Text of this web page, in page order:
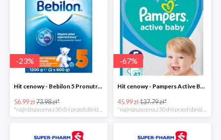
-23%
Hit cenowy - Bebilon 5 Pronutra Advance
56.99 zł73.98 zł*
*najniższa cena z 30 dni przed obniżką
-67%
Hit cenowy - Pampers Active Baby 5
45.99 zł137.79 zł*
*najniższa cena z 30 dni przed obniżką